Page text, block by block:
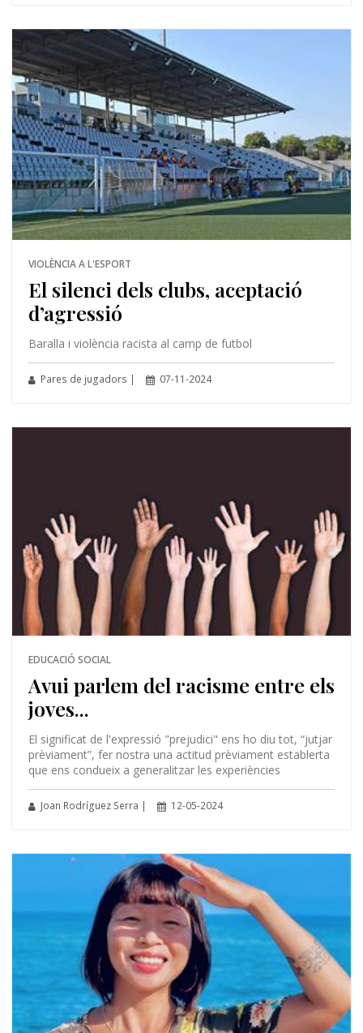
VIOLÈNCIA A L'ESPORT
El silenci dels clubs, aceptació
d’agressió
Baralla i violència racista al camp de futbol
Pares de jugadors | 07-11-2024
EDUCACIÓ SOCIAL
Avui parlem del racisme entre els
joves...
El significat de l'expressió "prejudici" ens ho diu tot, “jutjar
prèviament”, fer nostra una actitud prèviament establerta
que ens condueix a generalitzar les experiències
Joan Rodríguez Serra | 12-05-2024